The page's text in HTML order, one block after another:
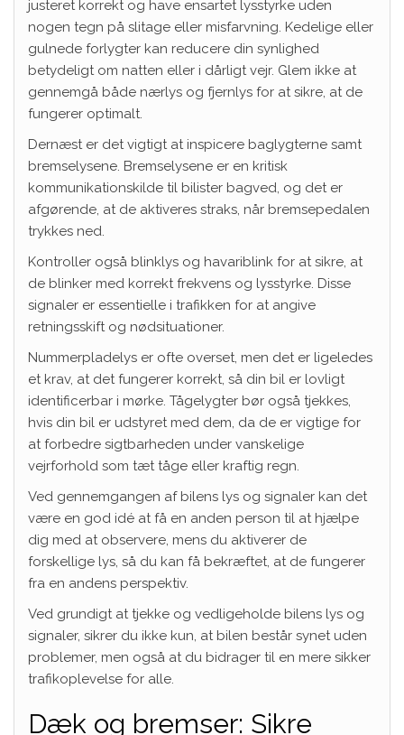
justeret korrekt og have ensartet lysstyrke uden
nogen tegn på slitage eller misfarvning. Kedelige eller
gulnede forlygter kan reducere din synlighed
betydeligt om natten eller i dårligt vejr. Glem ikke at
gennemgå både nærlys og fjernlys for at sikre, at de
fungerer optimalt.
Dernæst er det vigtigt at inspicere baglygterne samt
bremselysene. Bremselysene er en kritisk
kommunikationskilde til bilister bagved, og det er
afgørende, at de aktiveres straks, når bremsepedalen
trykkes ned.
Kontroller også blinklys og havariblink for at sikre, at
de blinker med korrekt frekvens og lysstyrke. Disse
signaler er essentielle i trafikken for at angive
retningsskift og nødsituationer.
Nummerpladelys er ofte overset, men det er ligeledes
et krav, at det fungerer korrekt, så din bil er lovligt
identificerbar i mørke. Tågelygter bør også tjekkes,
hvis din bil er udstyret med dem, da de er vigtige for
at forbedre sigtbarheden under vanskelige
vejrforhold som tæt tåge eller kraftig regn.
Ved gennemgangen af bilens lys og signaler kan det
være en god idé at få en anden person til at hjælpe
dig med at observere, mens du aktiverer de
forskellige lys, så du kan få bekræftet, at de fungerer
fra en andens perspektiv.
Ved grundigt at tjekke og vedligeholde bilens lys og
signaler, sikrer du ikke kun, at bilen består synet uden
problemer, men også at du bidrager til en mere sikker
trafikoplevelse for alle.
Dæk og bremser: Sikre